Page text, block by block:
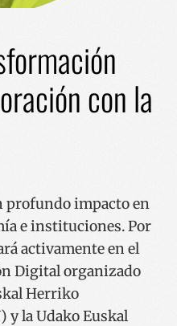
con la
impacto en
e instituciones. Por
activamente en el
Digital organizado
Herriko
y la Udako Euskal